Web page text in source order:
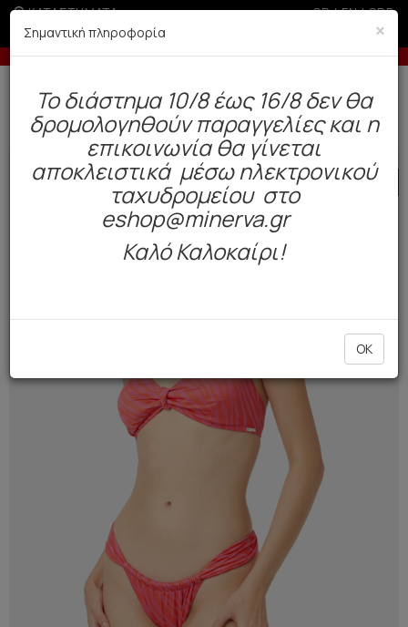
ΚΑΤΑΣΤΗΜΑΤΑ GR|EN|SRB
δόσεις με πιστωτική άνω των 50€ -5% σε
Δωρεάν αποστολή άνω των 49€. Παράδοση σε 3-5 εργάσιμες.
Μαγιό Γυναικεία Μπικίνι
HOT
×
Σημαντική πληροφορία
To διάστημα 10/8 έως 16/8 δεν θα
δρομολογηθούν παραγγελίες και η
επικοινωνία θα γίνεται
αποκλειστικά μέσω ηλεκτρονικού
ταχυδρομείου στο
eshop@minerva.gr
Καλό Καλοκαίρι!
OK